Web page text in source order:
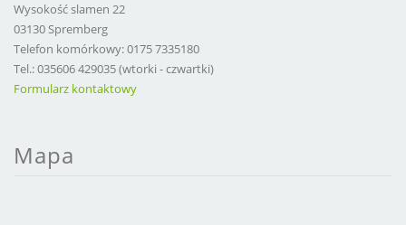
Wysokość slamen 22
03130 Spremberg
Telefon komórkowy: 0175 7335180
Tel.: 035606 429035 (wtorki - czwartki)
Formularz kontaktowy
Mapa